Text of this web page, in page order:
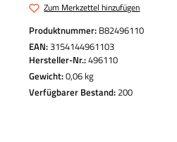
Zum Merkzettel hinzufügen
Produktnummer: B82496110
EAN:3154144961103
Hersteller-Nr.:496110
Gewicht:0,06 kg
Verfügbarer Bestand:200